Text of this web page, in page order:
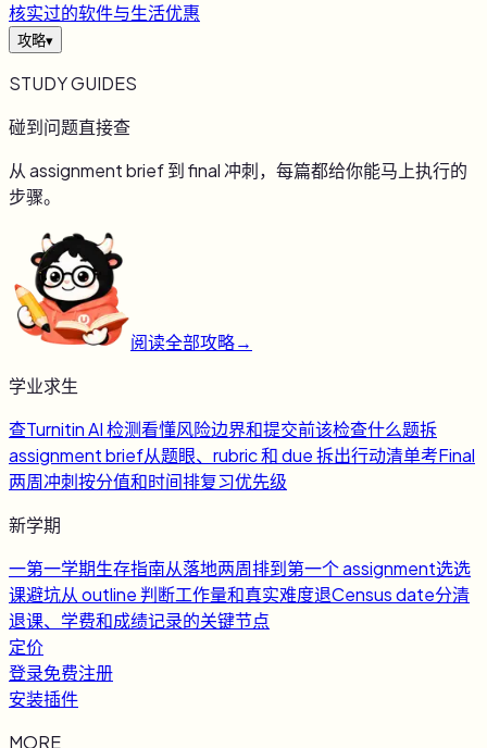
核实过的软件与生活优惠
攻略▾
STUDY GUIDES
碰到问题直接查
从 assignment brief 到 final 冲刺，每篇都给你能马上执行的
步骤。
阅读全部攻略→
学业求生
查Turnitin AI 检测看懂风险边界和提交前该检查什么题拆
assignment brief从题眼、rubric 和 due 拆出行动清单考Final
两周冲刺按分值和时间排复习优先级
新学期
一第一学期生存指南从落地两周排到第一个 assignment选选
课避坑从 outline 判断工作量和真实难度退Census date分清
退课、学费和成绩记录的关键节点
定价
登录免费注册
安装插件
MORE